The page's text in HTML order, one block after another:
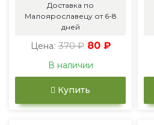
Доставка по
Малоярославецу от 6-8
дней
Цена: 370 ₽ 80 ₽
В наличии
Купить